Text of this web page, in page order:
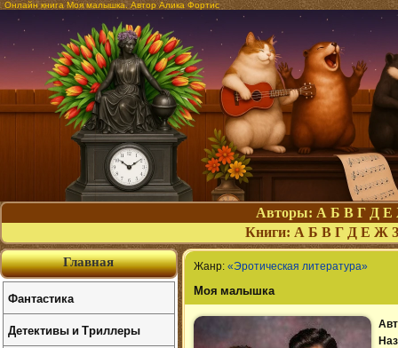
Онлайн книга Моя малышка. Автор Алика Фортис
Авторы: А Б В Г Д Е
Книги: А Б В Г Д Е Ж З
Жанр: «Эротическая литература»
Моя малышка
Главная
Фантастика
Детективы и Триллеры